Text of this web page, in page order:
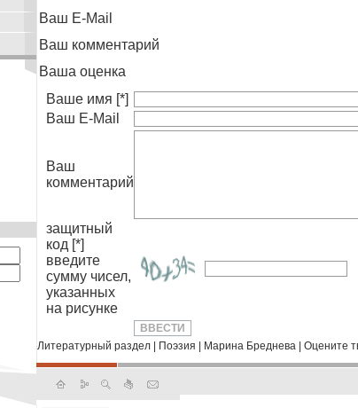
Ваш E-Mail
Ваш комментарий
Ваша оценка
Ваше имя [*]
Ваш E-Mail
Ваш
комментарий
защитный
код [*]
введите
сумму чисел,
указанных
на рисунке
Литературный раздел Поэзия Марина Бреднева Оцените